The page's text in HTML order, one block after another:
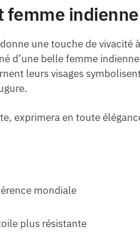
femme
une touche de
d’une belle femme
leurs visages
exprimera en toute
mondiale
plus résistante